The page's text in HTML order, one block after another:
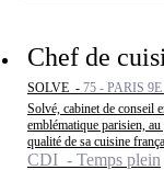
Chef de
SOLVE - 75 - PARIS
Solvé, cabinet de conseil
emblématique parisien,
qualité de sa cuisine
CDI - Temps plein